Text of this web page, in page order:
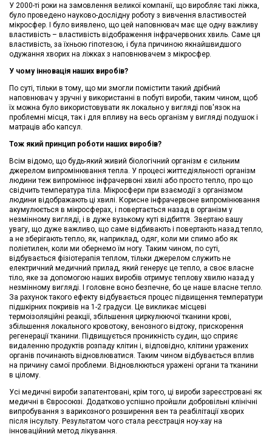
У 2000-ті роки на замовлення великої компанії, що виробляє такі ліжка,
було проведено науково-дослідну роботу з вивчення властивостей
мікросфер. І було виявлено, що цей наповнювач має ще одну важливу
властивість – властивість відображення інфрачервоних хвиль. Саме ця
властивість, за їхньою гіпотезою, і була причиною якнайшвидшого
одужання хворих на ліжках з наповнювачем з мікросфер.
У чому інновація наших виробів?
По суті, тільки в тому, що ми змогли помістити такий дрібний
наповнювач у зручні у використанні в побуті вироби, таким чином, щоб
їх можна було використовувати як локально у вигляді пов'язок на
проблемні місця, так і для впливу на весь організм у вигляді подушок і
матраців або капсул.
Тож який принцип роботи наших виробів?
Всім відомо, що будь-який живий біологічний організм є сильним
джерелом випромінювання тепла. У процесі життєдіяльності організм
людини теж випромінює інфрачервоні хвилі або просто тепло, про що
свідчить температура тіла. Мікросфери при взаємодії з організмом
людини відображають ці хвилі. Корисне інфрачервоне випромінювання
акумулюється в мікросферах, і повертається назад в організм у
незмінному вигляді, і в дуже вузькому куті відбиття. Звертаю вашу
увагу, що дуже важливо, що саме відбивають і повертають назад тепло,
а не зберігають тепло, як, наприклад, одяг, коли ми спимо або як
поліетилен, коли ми обернемо їм ногу. Таким чином, по суті,
відбувається фізіотерапія теплом, тільки джерелом служить не
електричний медичний прилад, який генерує це тепло, а своє власне
тіло, яке за допомогою наших виробів отримує теплову хвилю назад у
незмінному вигляді. І головне воно безпечне, бо це наше власне тепло.
За рахунок такого ефекту відбувається процес підвищення температури
підшкірних покривів на 1-2 градуси. Це викликає місцеві
термоізоляційні реакції, збільшення циркулюючої тканини крові,
збільшення локального кровотоку, венозного відтоку, прискорення
регенерації тканини. Підвищується проникність судин, що сприяє
видаленню продуктів розпаду клітин і, відповідно, клітини уражених
органів починають відновлюватися. Таким чином відбувається вплив
на причину самої проблеми. Відновлюються уражені органи та тканини
в цілому.
Усі медичні вироби запатентовані, крім того, ці вироби зареєстровані як
медичні в Євросоюзі. Додатково успішно пройшли добровільні клінічні
випробування з варикозного розширення вен та реабілітації хворих
після інсульту. Результатом чого стала реєстрація ноу-хау на
інноваційний метод лікування.